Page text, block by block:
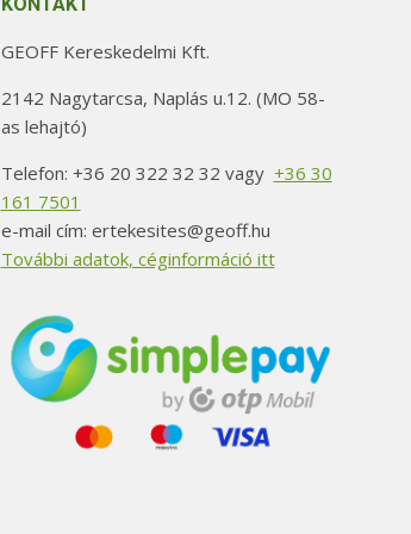
GEOFF Kereskedelmi Kft.
2142 Nagytarcsa, Naplás u.12. (MO 58-
as lehajtó)
Telefon: +36 20 322 32 32 vagy +36 30
161 7501
e-mail cím: ertekesites@geoff.hu
További adatok, céginformáció itt